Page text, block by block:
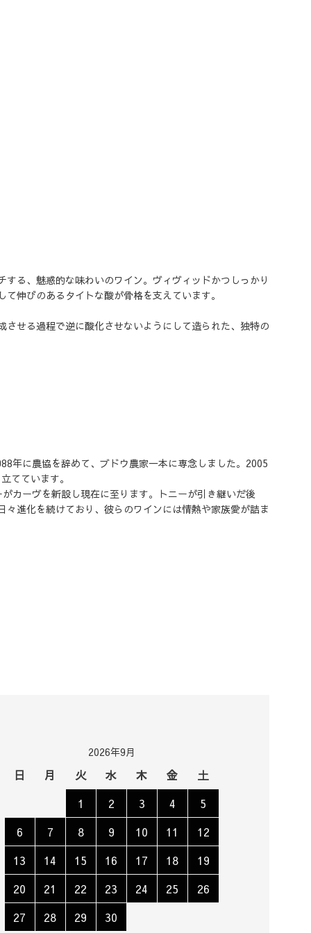
る、魅惑的な味わいのワイン。ヴィヴィッドかつしっかり
伸びのあるタイトな酸が骨格を支えています。
せる過程で逆に酸化させないようにして造られた、独特の
年に農協を辞めて、ブドウ農家一本に専念しました。2005
てています。
カーヴを新設し現在に至ります。トニーが引き継いだ後
進化を続けており、彼らのワインには情熱や家族愛が詰ま
2026年9月
日 月 火 水 木 金
土
1
2 3 4
5
6
7 8 9 10 11
12
13
14 15 16 17 18
19
20
21 22 23 24 25
26
27
28 29 30